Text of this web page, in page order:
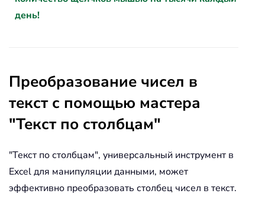
день!
Преобразование чисел в
текст с помощью мастера
"Текст по столбцам"
"Текст по столбцам", универсальный инструмент в
Excel для манипуляции данными, может
эффективно преобразовать столбец чисел в текст.